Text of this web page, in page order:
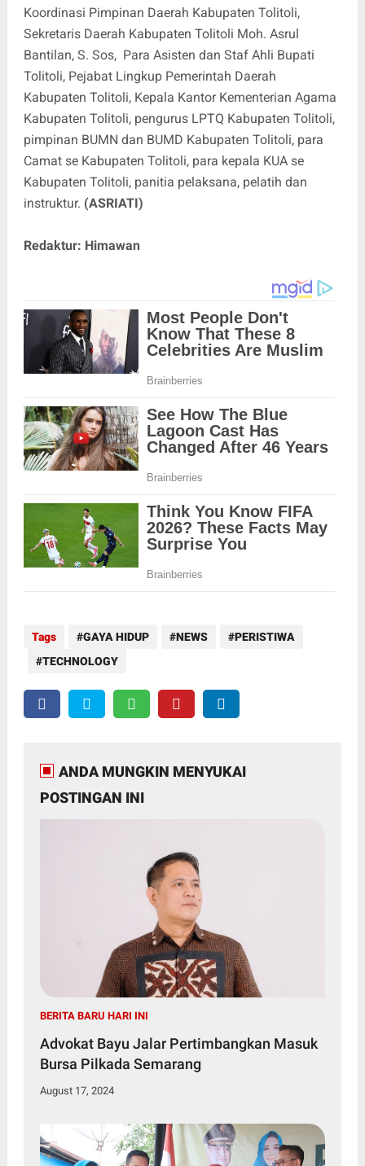
Koordinasi Pimpinan Daerah Kabupaten Tolitoli,
Sekretaris Daerah Kabupaten Tolitoli Moh. Asrul
Bantilan, S. Sos, Para Asisten dan Staf Ahli Bupati
Tolitoli, Pejabat Lingkup Pemerintah Daerah
Kabupaten Tolitoli, Kepala Kantor Kementerian Agama
Kabupaten Tolitoli, pengurus LPTQ Kabupaten Tolitoli,
pimpinan BUMN dan BUMD Kabupaten Tolitoli, para
Camat se Kabupaten Tolitoli, para kepala KUA se
Kabupaten Tolitoli, panitia pelaksana, pelatih dan
instruktur. (ASRIATI)
Redaktur: Himawan
Tags GAYA HIDUP NEWS
PERISTIWA
TECHNOLOGY
ANDA MUNGKIN MENYUKAI
POSTINGAN INI
BERITA BARU HARI INI
Advokat Bayu Jalar Pertimbangkan Masuk
Bursa Pilkada Semarang
August 17, 2024